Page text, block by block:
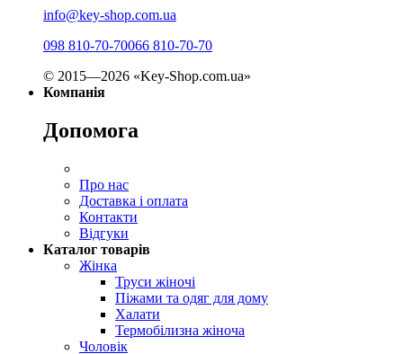
info@key-shop.com.ua
098 810-70-70066 810-70-70
© 2015—2026 «Key-Shop.com.ua»
Компанія
Допомога
Про нас
Доставка і оплата
Контакти
Відгуки
Каталог товарів
Жінка
Труси жіночі
Піжами та одяг для дому
Халати
Термобілизна жіноча
Чоловік